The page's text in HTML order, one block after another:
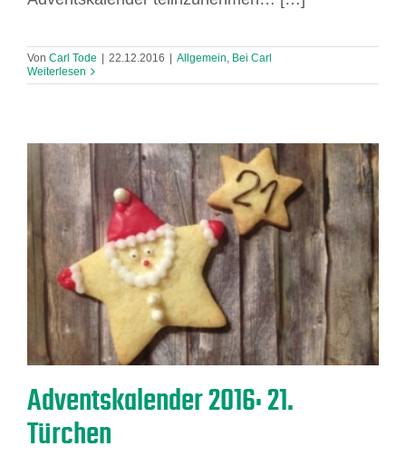
Von Carl Tode | 22.12.2016 | Allgemein Bei Carl
Weiterlesen
Adventskalender 2016: 21.
Türchen